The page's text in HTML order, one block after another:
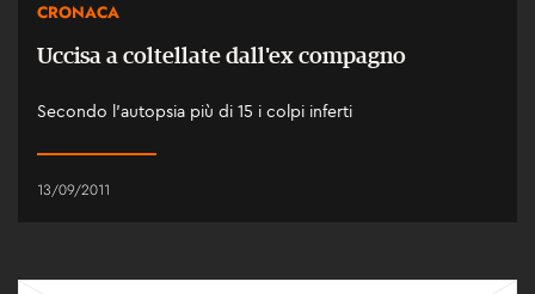
CRONACA
Uccisa a coltellate dall'ex compagno
Secondo l'autopsia più di 15 i colpi inferti
13/09/2011